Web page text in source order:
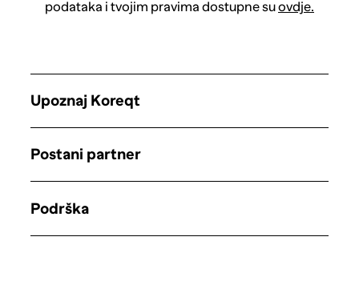
podataka i tvojim pravima dostupne suovdje.
Upoznaj Koreqt
Postani partner
Podrška